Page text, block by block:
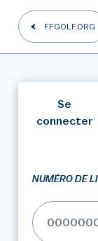
FFGOLF.ORG
Se
connecter
NUMÉRO DE